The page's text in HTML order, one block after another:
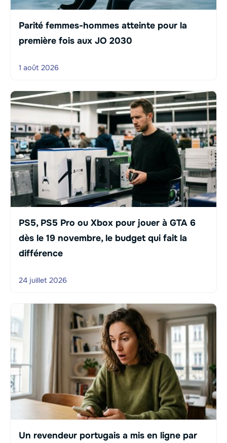
Parité femmes-hommes atteinte pour la
première fois aux JO 2030
1 août 2026
PS5, PS5 Pro ou Xbox pour jouer à GTA 6
dès le 19 novembre, le budget qui fait la
différence
24 juillet 2026
Un revendeur portugais a mis en ligne par